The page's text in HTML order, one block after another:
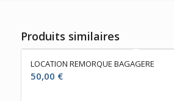
Produits similaires
LOCATION REMORQUE BAGAGERE
50,00 €